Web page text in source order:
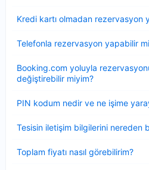
Kredi kartı olmadan rezervasyon
Telefonla rezervasyon yapabilir
Booking.com yoluyla
değiştirebilir miyim?
PIN kodum nedir ve ne işime
Tesisin iletişim bilgilerini nereden
Toplam fiyatı nasıl görebilirim?